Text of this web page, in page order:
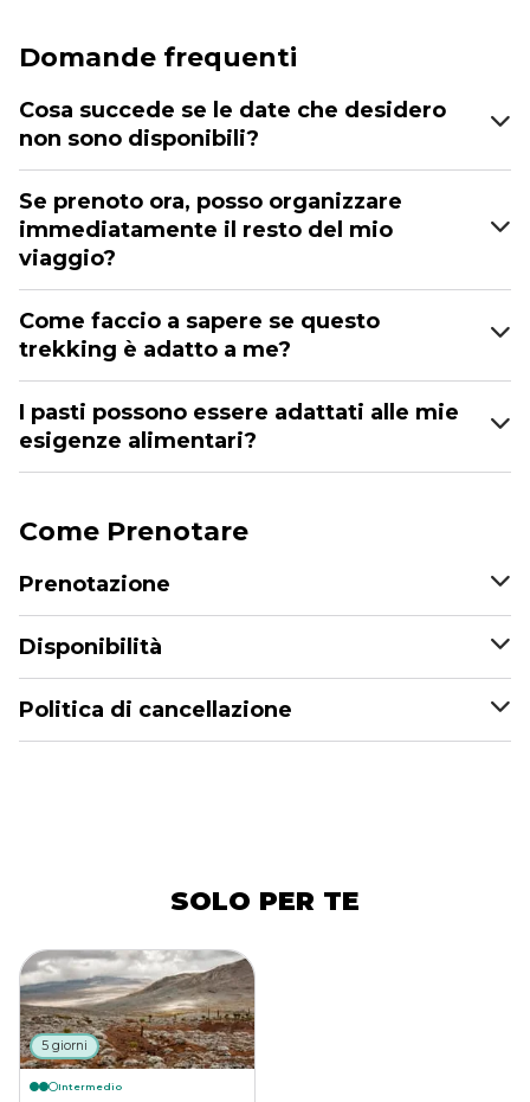
Domande frequenti
Cosa succede se le date che desidero
non sono disponibili?
Se prenoto ora, posso organizzare
immediatamente il resto del mio
viaggio?
Come faccio a sapere se questo
trekking è adatto a me?
I pasti possono essere adattati alle mie
esigenze alimentari?
Come Prenotare
Prenotazione
Disponibilità
Politica di cancellazione
SOLO PER TE
5 giorni
Intermedio